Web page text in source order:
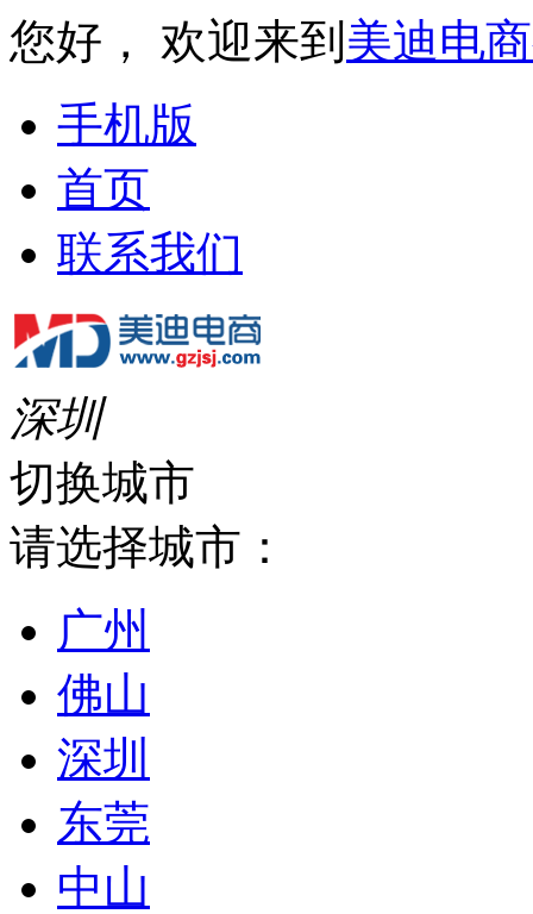
您好， 欢迎来到 美迪电
手机版
首页
联系我们
深圳
切换城市
请选择城市：
广州
佛山
深圳
东莞
中山